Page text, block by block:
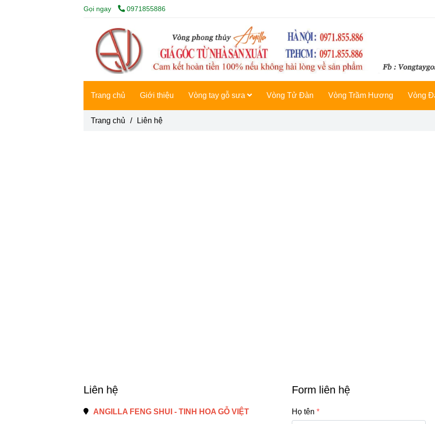
Gọi ngay 0971855886
Trang chủ Giới thiệu Vòng tay gỗ sưa Vòng Tử Đàn Vòng Trầm Hương Vòng
Trang chủ / Liên hệ
Liên hệ
ANGILLA FENG SHUI - TINH HOA GỖ VIỆT
Form liên hệ
Họ tên